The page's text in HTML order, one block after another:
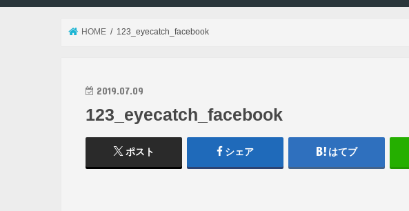
HOME 123_eyecatch_facebook
2019.07.09
123_eyecatch_facebook
ポスト シェア はてブ